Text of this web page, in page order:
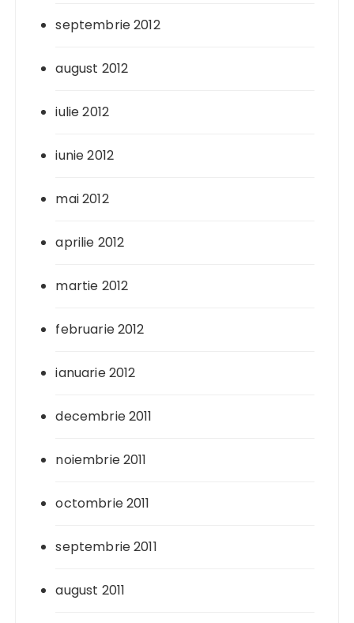
septembrie 2012
august 2012
iulie 2012
iunie 2012
mai 2012
aprilie 2012
martie 2012
februarie 2012
ianuarie 2012
decembrie 2011
noiembrie 2011
octombrie 2011
septembrie 2011
august 2011